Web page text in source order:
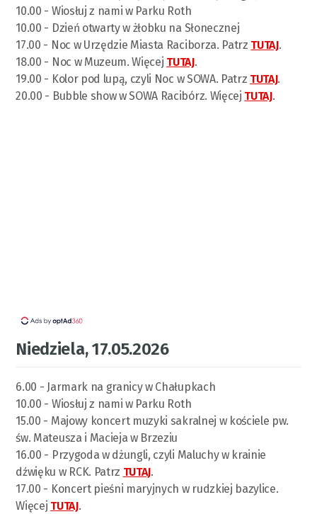
10.00 - Wiosłuj z nami w Parku Roth
10.00 - Dzień otwarty w żłobku na Słonecznej
17.00 - Noc w Urzędzie Miasta Raciborza. Patrz TUTAJ.
18.00 - Noc w Muzeum. Więcej TUTAJ.
19.00 - Kolor pod lupą, czyli Noc w SOWA. Patrz TUTAJ.
20.00 - Bubble show w SOWA Racibórz. Więcej TUTAJ.
Niedziela, 17.05.2026
6.00 - Jarmark na granicy w Chałupkach
10.00 - Wiosłuj z nami w Parku Roth
15.00 - Majowy koncert muzyki sakralnej w kościele pw.
św. Mateusza i Macieja w Brzeziu
16.00 - Przygoda w dżungli, czyli Maluchy w krainie
dźwięku w RCK. Patrz TUTAJ.
17.00 - Koncert pieśni maryjnych w rudzkiej bazylice.
Więcej TUTAJ.